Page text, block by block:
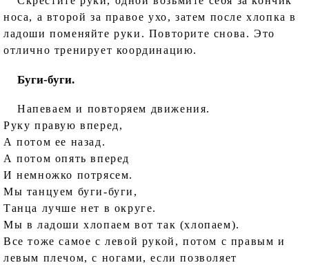
носа, а второй за правое ухо, затем после хлопка в
ладоши поменяйте руки. Повторите снова. Это
отлично тренирует координацию.
Буги-буги.
Напеваем и повторяем движения.
Руку правую вперед,
А потом ее назад.
А потом опять вперед
И немножко потрясем.
Мы танцуем буги-буги,
Танца лучше нет в округе.
Мы в ладоши хлопаем вот так (хлопаем).
Все тоже самое с левой рукой, потом с правым и
левым плечом, с ногами, если позволяет